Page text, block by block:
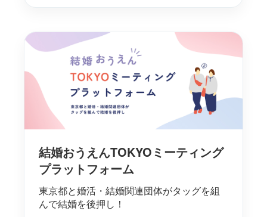
結婚おうえんTOKYOミーティング
プラットフォーム
東京都と婚活・結婚関連団体がタッグを組
んで結婚を後押し！